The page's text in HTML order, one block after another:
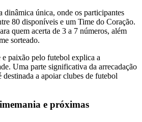
dinâmica única, onde os participantes
80 disponíveis e um Time do Coração.
quem acerta de 3 a 7 números, além
sorteado.
e paixão pelo futebol explica a
Uma parte significativa da arrecadação
a apoiar clubes de futebol
e próximas